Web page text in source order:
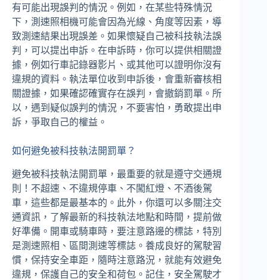
有可能出現誤判的情況。例如，在某些特殊情況
下，測速照相機可能會因為光線、角度等因素，導
致測速結果出現誤差。如果懷疑自己被科技執法誤
判，可以提出申訴。在申訴時，你可以提供相關證
據，例如行車記錄器影片、或其他可以證明你沒有
違規的資料。執法單位收到申訴後，會重新審核相
關證據，如果確認確實存在誤判，會撤銷罰單。所
以，遇到疑似誤判的情況，不要害怕，勇敢提出申
訴，爭取自己的權益。
如何避免被科技執法開罰單？
避免被科技執法開罰單，最重要的就是遵守交通規
則！不超速、不違規停車、不闖紅燈、不酒後駕
車，這些都是最基本的。此外，你還可以多關注交
通資訊，了解最新的科技執法地點和時間，提前做
好準備。開車或騎車時，要注意路邊的標誌，特別
是測速照相、區間測速等標誌。養成良好的駕駛習
慣，保持安全車距，隨時注意路況，就能有效避免
違規，保護自己的安全和荷包。記住，安全駕駛才